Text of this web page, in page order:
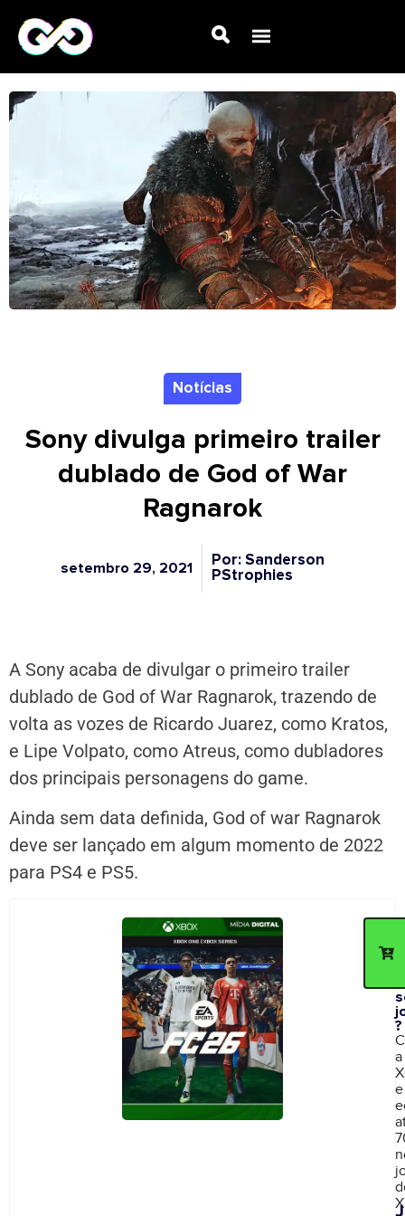
Notícias
Sony divulga primeiro trailer
dublado de God of War
Ragnarok
setembro 29, 2021
Por: Sanderson
PStrophies
A Sony acaba de divulgar o primeiro trailer
dublado de God of War Ragnarok, trazendo de
volta as vozes de Ricardo Juarez, como Kratos,
e Lipe Volpato, como Atreus, como dubladores
dos principais personagens do game.
Ainda sem data definida, God of war Ragnarok
deve ser lançado em algum momento de 2022
para PS4 e PS5.
?
a
e